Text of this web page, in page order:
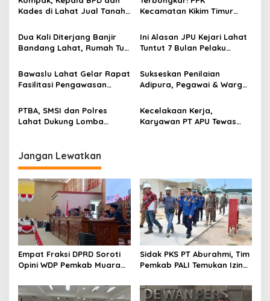
i
o
Kades di Lahat Jual Tanah
Kecamatan Kikim Timur
Sekretariat PPS Untuk
Kepentingan Pribadi
Dua Kali Diterjang Banjir
Bandang Lahat, Rumah Tua
Ini Alasan JPU Kejari Lahat
Tuntut 7 Bulan Pelaku
Bawaslu Lahat Gelar Rapat
Fasilitasi Pengawasan
Pemilu, Ajak Organisasi
Wartawan dan Media
Sukseskan Penilaian
Adipura, Pegawai & Warga
Gotong Royong Bersihkan
Sampah
PTBA, SMSI dan Polres
Lahat Dukung Lomba
Kecelakaan Kerja,
Karyawan PT APU Tewas
Jangan Lewatkan
Empat Fraksi DPRD Soroti
Opini WDP Pemkab Muara
Kelola Keuangan
Sidak PKS PT Aburahmi, Tim
Pemkab PALI Temukan Izin